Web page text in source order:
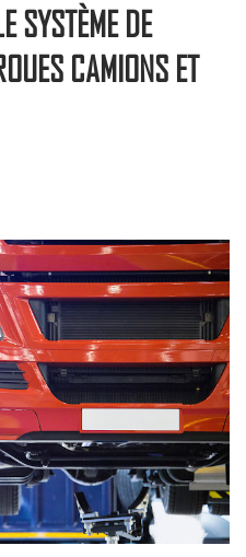
SYSTÈME DE
CAMIONS ET